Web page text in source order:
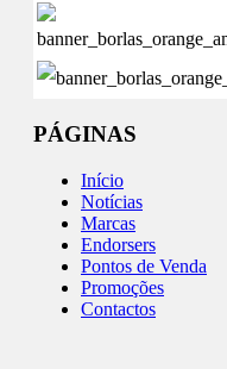
PÁGINAS
Início
Notícias
Marcas
Endorsers
Pontos de Venda
Promoções
Contactos